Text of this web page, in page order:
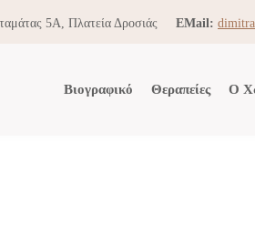
5Α, Πλατεία Δροσιάς EMail:
Βιογραφικό Θεραπείες Ο